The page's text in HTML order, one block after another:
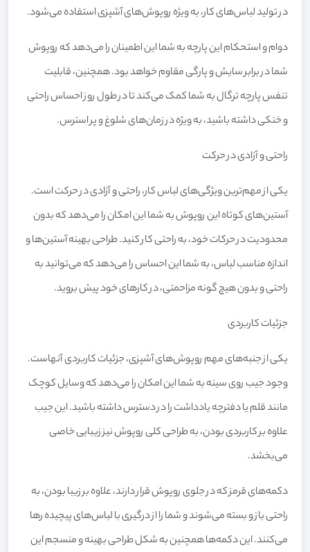
در تولید لباس‌های کار، به ویژه روپوش‌های آشپزی استفاده می‌شود.
دوام و استحکام این پارچه به شما این اطمینان را می‌دهد که روپوش
شما در برابر سایش و پارگی مقاوم خواهد بود. همچنین، قابلیت
تنفس پارچه ترگال به شما کمک می‌کند تا در طول روز احساس راحتی
و خنکی داشته باشید، به ویژه در زمان‌های شلوغ و پر استرس.
راحتی و آزادی در حرکت
یکی از مهم‌ترین ویژگی‌های لباس کار، راحتی و آزادی در حرکت است.
آستین‌های کوتاه این روپوش به شما این امکان را می‌دهد که بدون
محدودیت در حرکات خود، به راحتی کار کنید. طراحی بهینه آستین‌ها و
اندازه مناسب لباس، به شما این احساس را می‌دهد که می‌توانید به
راحتی و بدون هیچ گونه مزاحمتی، در کارهای خود پیش بروید.
جزئیات کاربردی
یکی از جنبه‌های مهم روپوش‌های آشپزی، جزئیات کاربردی آنهاست.
وجود جیب روی سینه به شما این امکان را می‌دهد که وسایل کوچک
مانند قلم یا دفترچه یادداشت را در دسترس داشته باشید. این جیب
علاوه بر کاربردی بودن، به طراحی کلی روپوش نیز زیبایی خاصی
می‌بخشد.
دکمه‌های قرمز که در جلوی روپوش قرار دارند، علاوه بر زیبا بودن، به
راحتی باز و بسته می‌شوند و شما را از درگیری با لباس‌های پیچیده رها
می‌کنند. این دکمه‌ها همچنین به شکل طراحی بهینه و منسجم این